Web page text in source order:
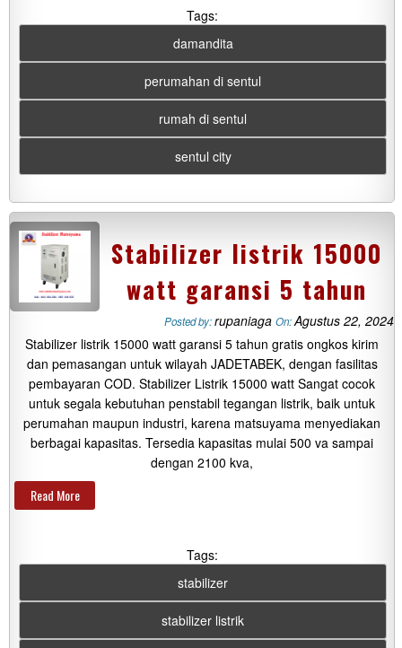
Tags:
damandita
perumahan di sentul
rumah di sentul
sentul city
Stabilizer listrik 15000
watt garansi 5 tahun
Posted by:rupaniaga On:Agustus 22, 2024
Stabilizer listrik 15000 watt garansi 5 tahun gratis ongkos kirim
dan pemasangan untuk wilayah JADETABEK, dengan fasilitas
pembayaran COD. Stabilizer Listrik 15000 watt Sangat cocok
untuk segala kebutuhan penstabil tegangan listrik, baik untuk
perumahan maupun industri, karena matsuyama menyediakan
berbagai kapasitas. Tersedia kapasitas mulai 500 va sampai
dengan 2100 kva,
Read More
Tags:
stabilizer
stabilizer listrik